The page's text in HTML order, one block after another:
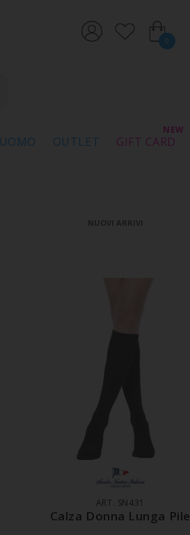
0
UOMO OUTLET GIFT CARD
AGGIUNGI AL CARRELLO
ART. SN431
Calza Donna Lunga Pile